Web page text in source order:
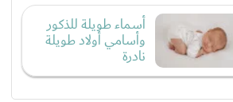
أسماء طويلة للذكور
وأسامي أولاد طويلة
نادرة